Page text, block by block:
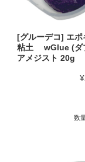
[グルーデコ] エポ
粘土 wGlue (ダ
アメジスト 20g
数